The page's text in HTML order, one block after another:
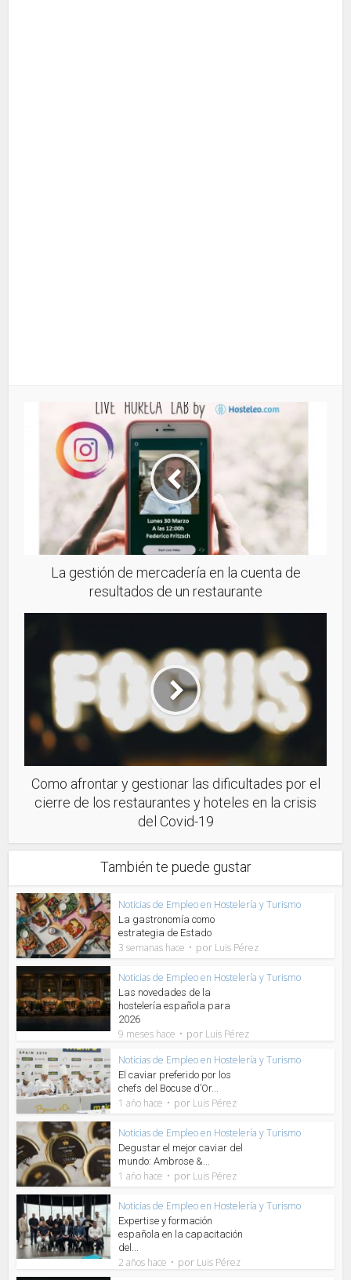
La gestión de mercadería en la cuenta de
resultados de un restaurante
Como afrontar y gestionar las dificultades por el
cierre de los restaurantes y hoteles en la crisis
del Covid-19
También te puede gustar
Noticias de Empleo en Hostelería y Turismo
La gastronomía como
estrategia de Estado
3 semanas hace por Luis Pérez
Noticias de Empleo en Hostelería y Turismo
Las novedades de la
hostelería española para
2026
9 meses hace por Luis Pérez
Noticias de Empleo en Hostelería y Turismo
El caviar preferido por los
chefs del Bocuse d’Or...
1 año hace por Luis Pérez
Noticias de Empleo en Hostelería y Turismo
Degustar el mejor caviar del
mundo: Ambrose &...
1 año hace por Luis Pérez
Noticias de Empleo en Hostelería y Turismo
Expertise y formación
española en la capacitación
del...
2 años hace por Luis Pérez